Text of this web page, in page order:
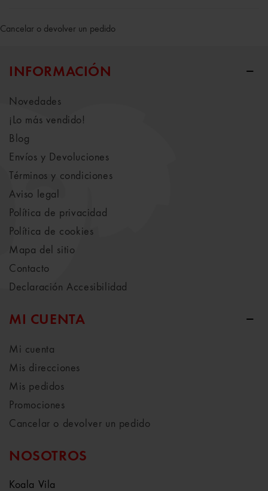
Cancelar o devolver un pedido
INFORMACIÓN
Novedades
¡Lo más vendido!
Blog
Envíos y Devoluciones
Términos y condiciones
Aviso legal
Política de privacidad
Política de cookies
Mapa del sitio
Contacto
Declaración Accesibilidad
MI CUENTA
Mi cuenta
Mis direcciones
Mis pedidos
Promociones
Cancelar o devolver un pedido
NOSOTROS
Koala Vila